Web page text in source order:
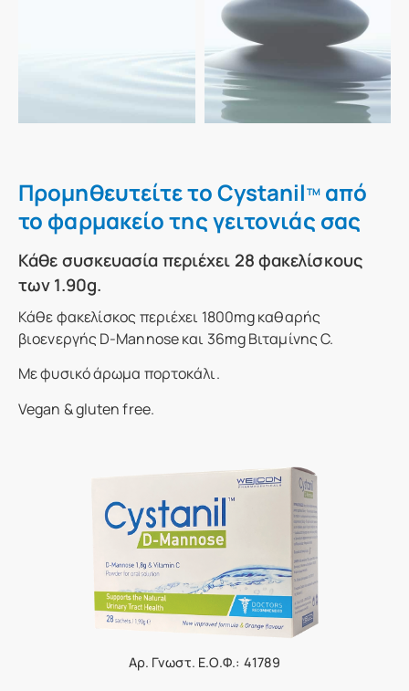
Προμηθευτείτε το Cystanil TMαπό
το φαρμακείο της γειτονιάς σας
Κάθε συσκευασία περιέχει 28 φακελίσκους
των 1.90g.
Κάθε φακελίσκος περιέχει 1800mg καθαρής
βιοενεργής D-Mannose και 36mg Βιταμίνης C.
Με φυσικό άρωμα πορτοκάλι.
Vegan & gluten free.
Αρ. Γνωστ. Ε.Ο.Φ.: 41789